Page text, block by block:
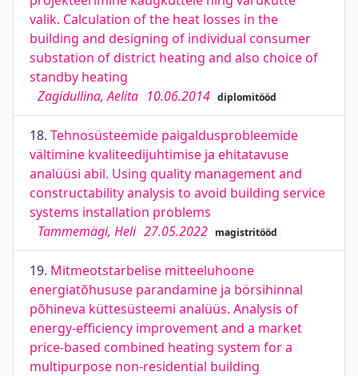
valik. Calculation of the heat losses in the
building and designing of individual consumer
substation of district heating and also choice of
standby heating
Zagidullina, Aelita 10.06.2014 diplomitööd
18. Tehnosüsteemide paigaldusprobleemide
vältimine kvaliteedijuhtimise ja ehitatavuse
analüüsi abil. Using quality management and
constructability analysis to avoid building service
systems installation problems
Tammemägi, Heli 27.05.2022 magistritööd
19. Mitmeotstarbelise mitteeluhoone
energiatõhususe parandamine ja börsihinnal
põhineva küttesüsteemi analüüs. Analysis of
energy-efficiency improvement and a market
price-based combined heating system for a
multipurpose non-residential building